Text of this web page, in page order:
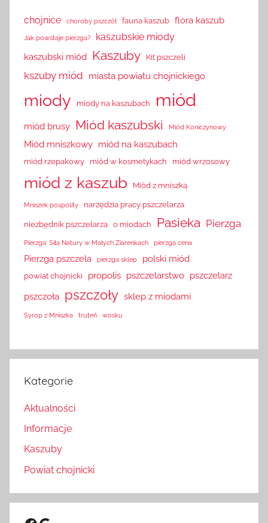
chojnice choroby pszczół fauna kaszub flora kaszub
Jak powstaje pierzga? kaszubskie miody
kaszubski miód Kaszuby Kit pszczeli
kszuby miód miasta powiatu chojnickiego
miody miody na kaszubach miód
miód brusy Miód kaszubski Miód Koniczynowy
Miód mniszkowy miód na kaszubach
miód rzepakowy miód w kosmetykach miód wrzosowy
miód z kaszub Miód z mniszką
Mniszek pospolity narzędzia pracy pszczelarza
niezbędnik pszczelarza o miodach Pasieka Pierzga
Pierzga: Siła Natury w Małych Ziarenkach pierzga cena
Pierzga pszczela pierzga sklep polski miód
powiat chojnicki propolis pszczelarstwo pszczelarz
pszczoła pszczoły sklep z miodami
Syrop z Mniszka truteń wosku
Kategorie
Aktualności
Informacje
Kaszuby
Powiat chojnicki